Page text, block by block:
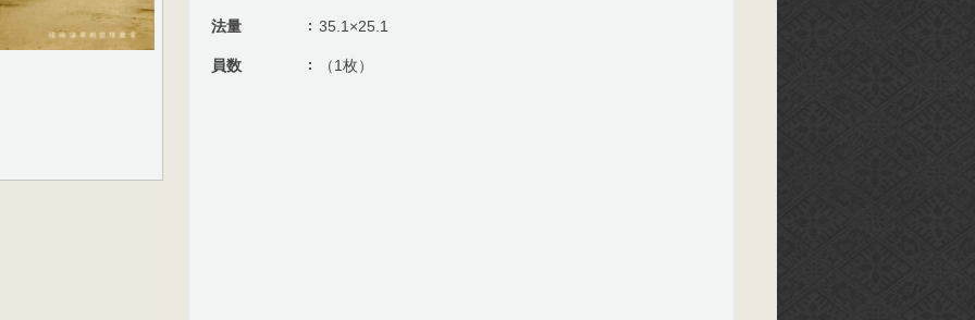
法量 35.1×25.1
員数 （1枚）